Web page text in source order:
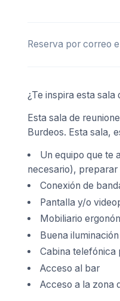
Reserva por correo
¿Te inspira esta
Esta sala de
Burdeos. Esta sala,
Un equipo que te
necesario), preparar
Conexión de
Pantalla y/o
Mobiliario
Buena
Cabina telefónica
Acceso al bar
Acceso a la zona